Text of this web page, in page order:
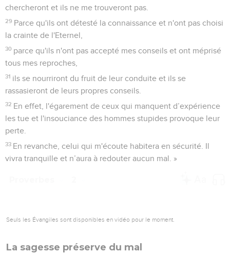
chercheront et ils ne me trouveront pas.
29 Parce qu'ils ont détesté la connaissance et n'ont pas choisi
la crainte de l'Eternel,
30 parce qu'ils n'ont pas accepté mes conseils et ont méprisé
tous mes reproches,
31 ils se nourriront du fruit de leur conduite et ils se
rassasieront de leurs propres conseils.
32 En effet, l'égarement de ceux qui manquent d’expérience
les tue et l'insouciance des hommes stupides provoque leur
perte.
33 En revanche, celui qui m'écoute habitera en sécurité. Il
vivra tranquille et n’aura à redouter aucun mal. »
Seuls les Évangiles sont disponibles en vidéo pour le moment.
La sagesse préserve du mal